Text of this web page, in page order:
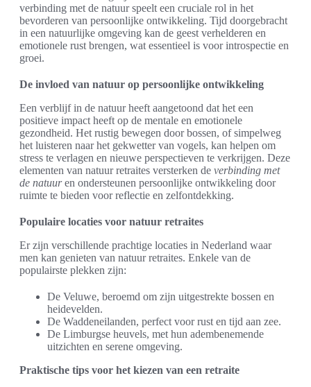
verbinding met de natuur speelt een cruciale rol in het
bevorderen van persoonlijke ontwikkeling. Tijd doorgebracht
in een natuurlijke omgeving kan de geest verhelderen en
emotionele rust brengen, wat essentieel is voor introspectie en
groei.
De invloed van natuur op persoonlijke ontwikkeling
Een verblijf in de natuur heeft aangetoond dat het een
positieve impact heeft op de mentale en emotionele
gezondheid. Het rustig bewegen door bossen, of simpelweg
het luisteren naar het gekwetter van vogels, kan helpen om
stress te verlagen en nieuwe perspectieven te verkrijgen. Deze
elementen van natuur retraites versterken de verbinding met
de natuuren ondersteunen persoonlijke ontwikkeling door
ruimte te bieden voor reflectie en zelfontdekking.
Populaire locaties voor natuur retraites
Er zijn verschillende prachtige locaties in Nederland waar
men kan genieten van natuur retraites. Enkele van de
populairste plekken zijn:
De Veluwe, beroemd om zijn uitgestrekte bossen en
heidevelden.
De Waddeneilanden, perfect voor rust en tijd aan zee.
De Limburgse heuvels, met hun adembenemende
uitzichten en serene omgeving.
Praktische tips voor het kiezen van een retraite